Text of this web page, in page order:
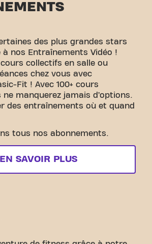
des plus grandes stars
nos Entraînements Vidéo !
collectifs en salle ou
chez vous avec
Fit ! Avec 100+ cours
manquerez jamais d’options.
des entraînements où et quand
tous nos abonnements.
EN SAVOIR PLUS